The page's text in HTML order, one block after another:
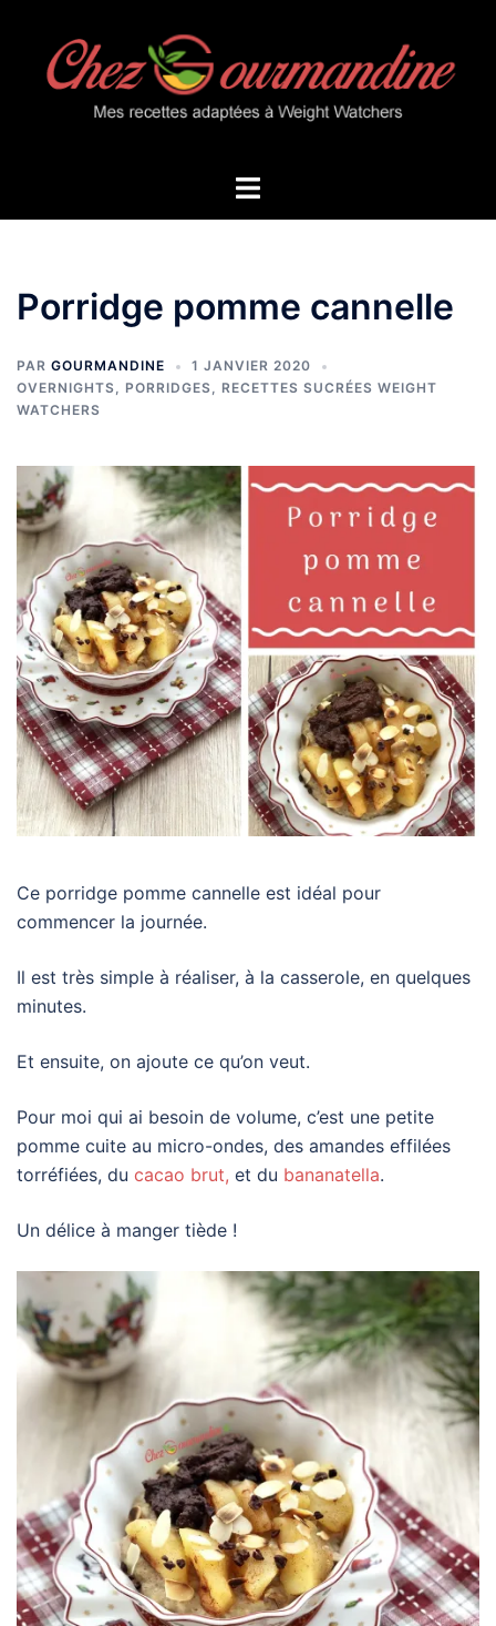
contenu
Ouvrir/fermer
Porridge pomme cannelle
PAR GOURMANDINE
1 JANVIER 2020
OVERNIGHTS, PORRIDGES, RECETTES SUCRÉES WEIGHT
WATCHERS
Ce porridge pomme cannelle est idéal pour
commencer la journée.
Il est très simple à réaliser, à la casserole, en quelques
minutes.
Et ensuite, on ajoute ce qu’on veut.
Pour moi qui ai besoin de volume, c’est une petite
pomme cuite au micro-ondes, des amandes effilées
torréfiées, du cacao brut, et du bananatella.
Un délice à manger tiède !